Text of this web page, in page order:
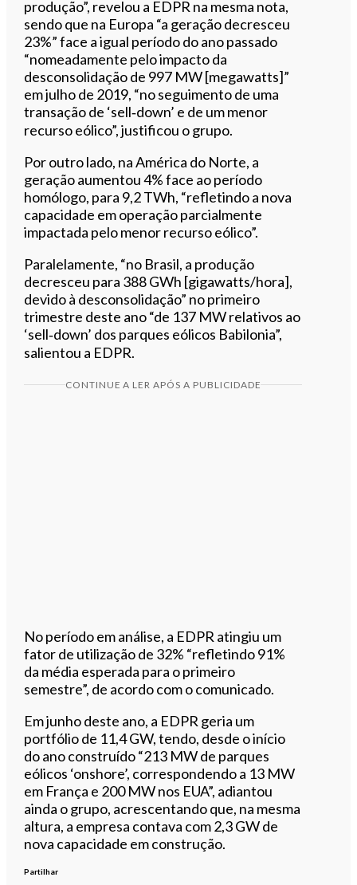
produção”, revelou a EDPR na mesma nota,
sendo que na Europa “a geração decresceu
23%” face a igual período do ano passado
“nomeadamente pelo impacto da
desconsolidação de 997 MW [megawatts]”
em julho de 2019, “no seguimento de uma
transação de ‘sell‐down’ e de um menor
recurso eólico”, justificou o grupo.
Por outro lado, na América do Norte, a
geração aumentou 4% face ao período
homólogo, para 9,2 TWh, “refletindo a nova
capacidade em operação parcialmente
impactada pelo menor recurso eólico”.
Paralelamente, “no Brasil, a produção
decresceu para 388 GWh [gigawatts/hora],
devido à desconsolidação” no primeiro
trimestre deste ano “de 137 MW relativos ao
‘sell‐down’ dos parques eólicos Babilonia”,
salientou a EDPR.
CONTINUE A LER APÓS A PUBLICIDADE
No período em análise, a EDPR atingiu um
fator de utilização de 32% “refletindo 91%
da média esperada para o primeiro
semestre”, de acordo com o comunicado.
Em junho deste ano, a EDPR geria um
portfólio de 11,4 GW, tendo, desde o início
do ano construído “213 MW de parques
eólicos ‘onshore’, correspondendo a 13 MW
em França e 200 MW nos EUA”, adiantou
ainda o grupo, acrescentando que, na mesma
altura, a empresa contava com 2,3 GW de
nova capacidade em construção.
Partilhar